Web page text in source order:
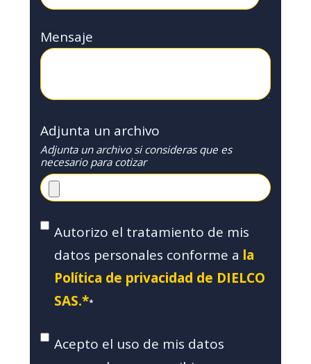
Mensaje
Adjunta un archivo
Adjunta un archivo si consideras que es
necesario para cotizar
Autorizo el tratamiento de mis
datos personales conforme a la
Política de privacidad de DIELCO
SAS.**
Acepto el uso de mis datos